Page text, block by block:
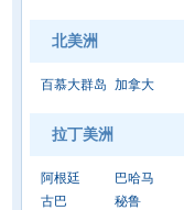
北美洲
百慕大群岛 加拿大
拉丁美洲
阿根廷 巴哈马
古巴
秘鲁